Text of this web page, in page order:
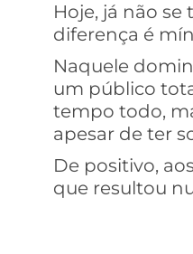
Hoje, já não
diferença é
Naquele
um público
tempo todo,
apesar de ter
De positivo,
que resultou